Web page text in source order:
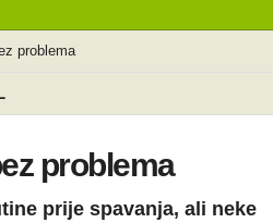
problema
problema
prije spavanja, ali neke